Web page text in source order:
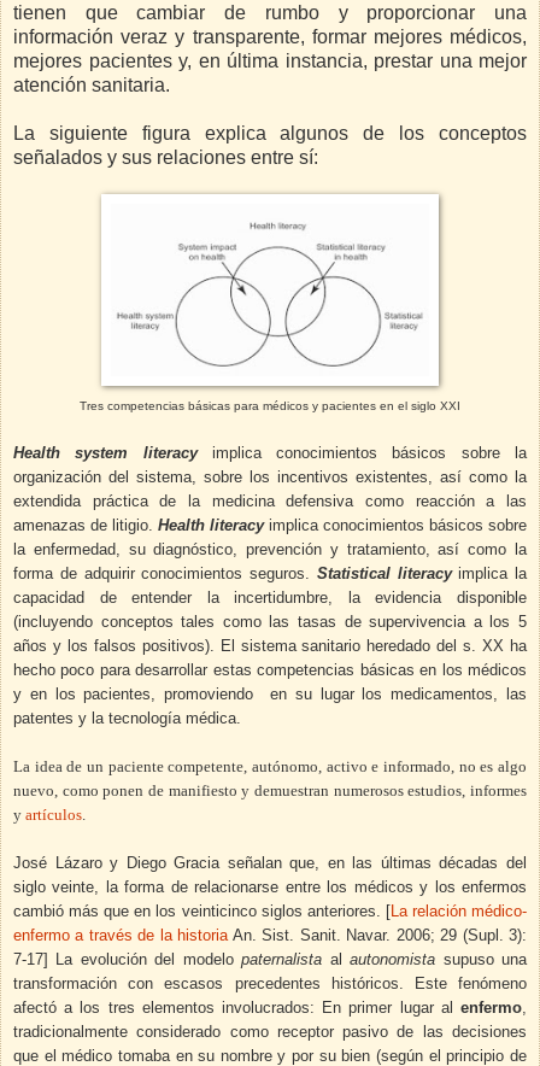
tienen que cambiar de rumbo y proporcionar una
información veraz y transparente, formar mejores médicos,
mejores pacientes y, en última instancia, prestar una mejor
atención sanitaria.
La siguiente figura explica algunos de los conceptos
señalados y sus relaciones entre sí:
Tres competencias básicas para médicos y pacientes en el siglo XXI
Health system literacyimplica conocimientos básicos sobre la
organización del sistema, sobre los incentivos existentes, así como la
extendida práctica de la medicina defensiva como reacción a las
amenazas de litigio. Health literacyimplica conocimientos básicos sobre
la enfermedad, su diagnóstico, prevención y tratamiento, así como la
forma de adquirir conocimientos seguros. Statistical literacy implica la
capacidad de entender la incertidumbre, la evidencia disponible
(incluyendo conceptos tales como las tasas de supervivencia a los 5
años y los falsos positivos). El sistema sanitario heredado del s. XX ha
hecho poco para desarrollar estas competencias básicas en los médicos
y en los pacientes, promoviendo
en su lugar los medicamentos, las
patentes y la tecnología médica.
La idea de un paciente competente, autónomo, activo e informado, no es algo
nuevo, como ponen de manifiesto y demuestran numerosos estudios, informes
y artículos
José Lázaro y Diego Gracia señalan que, en las últimas décadas del
siglo veinte, la forma de relacionarse entre los médicos y los enfermos
cambió más que en los veinticinco siglos anteriores. [La relación médico-
enfermo a través de la historia An. Sist. Sanit. Navar. 2006; 29 (Supl. 3):
7-17] La evolución del modelopaternalista alautonomista supuso una
transformación con escasos precedentes históricos. Este fenómeno
afectó a los tres elementos involucrados: En primer lugar al enfermo
tradicionalmente considerado como receptor pasivo de las decisiones
que el médico tomaba en su nombre y por su bien (según el principio de